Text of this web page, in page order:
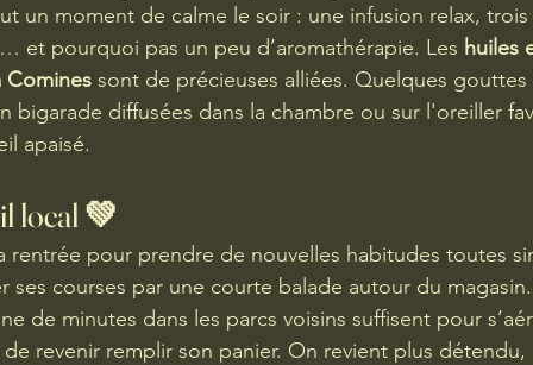
un moment de calme le soir : une infusion relax,
et pourquoi pas un peu d’aromathérapie. Les huiles
Comines sont de précieuses alliées. Quelques
bigarade diffusées dans la chambre ou sur l'oreiller
apaisé.
local 💚
rentrée pour prendre de nouvelles habitudes toutes
ses courses par une courte balade autour du
de minutes dans les parcs voisins suffisent pour
revenir remplir son panier. On revient plus